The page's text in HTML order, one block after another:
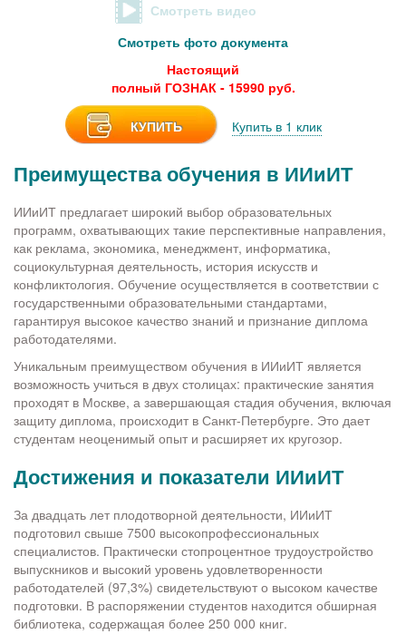
Смотреть видео
Смотреть фото документа
Настоящий
полный ГОЗНАК - 15990 руб.
КУПИТЬ Купить в 1 клик
Преимущества обучения в ИИиИТ
ИИиИТ предлагает широкий выбор образовательных
программ, охватывающих такие перспективные направления,
как реклама, экономика, менеджмент, информатика,
социокультурная деятельность, история искусств и
конфликтология. Обучение осуществляется в соответствии с
государственными образовательными стандартами,
гарантируя высокое качество знаний и признание диплома
работодателями.
Уникальным преимуществом обучения в ИИиИТ является
возможность учиться в двух столицах: практические занятия
проходят в Москве, а завершающая стадия обучения, включая
защиту диплома, происходит в Санкт-Петербурге. Это дает
студентам неоценимый опыт и расширяет их кругозор.
Достижения и показатели ИИиИТ
За двадцать лет плодотворной деятельности, ИИиИТ
подготовил свыше 7500 высокопрофессиональных
специалистов. Практически стопроцентное трудоустройство
выпускников и высокий уровень удовлетворенности
работодателей (97,3%) свидетельствуют о высоком качестве
подготовки. В распоряжении студентов находится обширная
библиотека, содержащая более 250 000 книг.